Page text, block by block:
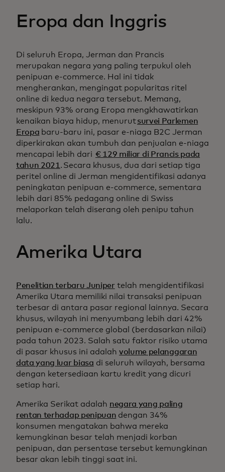
Eropa dan Inggris
Di seluruh Eropa, Jerman dan Prancis
merupakan negara yang paling terpukul oleh
penipuan e-commerce. Hal ini tidak
mengherankan, mengingat popularitas ritel
online di kedua negara tersebut. Memang,
meskipun 93% orang Eropa mengkhawatirkan
kenaikan biaya hidup, menurutsurvei Parlemen
Eropa baru-baru ini, pasar e-niaga B2C Jerman
diperkirakan akan tumbuh dan penjualan e-niaga
mencapai lebih dari € 129 miliar di Prancis pada
tahun 2021 . Secara khusus, dua dari setiap tiga
peritel online di Jerman mengidentifikasi adanya
peningkatan penipuan e-commerce, sementara
lebih dari 85% pedagang online di Swiss
melaporkan telah diserang oleh penipu tahun
lalu.
Amerika Utara
Penelitian terbaru Junipertelah mengidentifikasi
Amerika Utara memiliki nilai transaksi penipuan
terbesar di antara pasar regional lainnya. Secara
khusus, wilayah ini menyumbang lebih dari 42%
penipuan e-commerce global (berdasarkan nilai)
pada tahun 2023. Salah satu faktor risiko utama
di pasar khusus ini adalah volume pelanggaran
data yang luar biasa di seluruh wilayah, bersama
dengan ketersediaan kartu kredit yang dicuri
setiap hari.
Amerika Serikat adalah negara yang paling
rentan terhadap penipuan dengan 34%
konsumen mengatakan bahwa mereka
kemungkinan besar telah menjadi korban
penipuan, dan persentase tersebut kemungkinan
besar akan lebih tinggi saat ini.